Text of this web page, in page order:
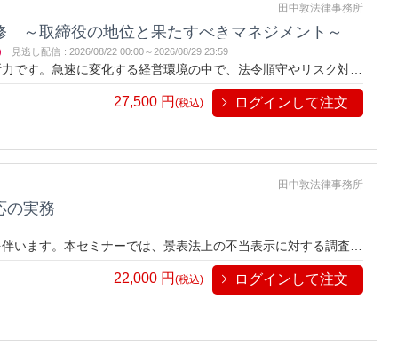
田中敦法律事務所
～取締役の地位と果たすべきマネジメント～
見逃し配信 : 2026/08/22 00:00～2026/08/29 23:59
です。急速に変化する経営環境の中で、法令順守やリスク対応
ての責任を確実に結果を出すためのコンプライアンスとリスク
支える力を磨きます。今だからこそ、自分と企業を守るための
27,500 円(税込) ログインして注文
田中敦法律事務所
の実務
います。本セミナーでは、景表法上の不当表示に対する調査対
の調査手順から、合理的な根拠の評価、措置命令の対応方法ま
学び、法令遵守の体制を強化しましょう。
22,000 円(税込) ログインして注文